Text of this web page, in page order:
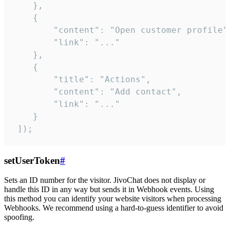
    },
    {
"content": "Open customer
        "link": "..."
    },
    {
        "title": "Actions",
        "content": "Add contact",
        "link": "..."
    }
]);
setUserToken#
Sets an ID number for the visitor. JivoChat does not display or
handle this ID in any way but sends it in Webhook events. Using
this method you can identify your website visitors when processing
Webhooks. We recommend using a hard-to-guess identifier to avoid
spoofing.